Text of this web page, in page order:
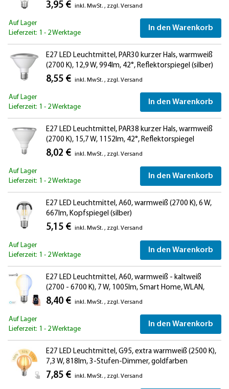
3,95 € inkl. MwSt. , zzgl. Versand
Auf Lager
Lieferzeit: 1 - 2 Werktage
In den Warenkorb
E27 LED Leuchtmittel, PAR30 kurzer Hals, warmweiß
(2700 K), 12,9 W, 994lm, 42°, Reflektorspiegel (silber)
8,55 € inkl. MwSt. , zzgl. Versand
Auf Lager
Lieferzeit: 1 - 2 Werktage
In den Warenkorb
E27 LED Leuchtmittel, PAR38 kurzer Hals, warmweiß
(2700 K), 15,7 W, 1152lm, 42°, Reflektorspiegel
(silber)
8,02 € inkl. MwSt. , zzgl. Versand
Auf Lager
Lieferzeit: 1 - 2 Werktage
In den Warenkorb
E27 LED Leuchtmittel, A60, warmweiß (2700 K), 6 W,
667lm, Kopfspiegel (silber)
5,15 € inkl. MwSt. , zzgl. Versand
Auf Lager
Lieferzeit: 1 - 2 Werktage
In den Warenkorb
E27 LED Leuchtmittel, A60, warmweiß - kaltweiß
(2700 - 6700 K), 7 W, 1005lm, Smart Home, WLAN,
Alexa
8,40 € inkl. MwSt. , zzgl. Versand
Auf Lager
Lieferzeit: 1 - 2 Werktage
In den Warenkorb
E27 LED Leuchtmittel, G95, extra warmweiß (2500 K),
7,3 W, 818lm, 3-Stufen-Dimmer, goldfarben
7,85 € inkl. MwSt. , zzgl. Versand